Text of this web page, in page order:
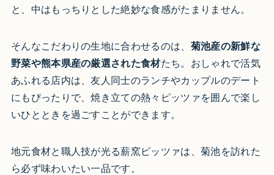
と、中はもっちりとした絶妙な食感がたまりません。
そんなこだわりの生地に合わせるのは、 菊池産の新鮮な
野菜や熊本県産の厳選された食材たち。おしゃれで活気
あふれる店内は、友人同士のランチやカップルのデート
にもぴったりで、焼き立ての熱々ピッツァを囲んで楽し
いひとときを過ごすことができます。
地元食材と職人技が光る薪窯ピッツァは、菊池を訪れた
ら必ず味わいたい一品です。